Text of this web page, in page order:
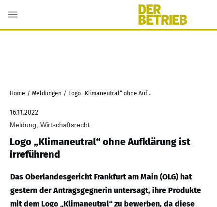
Home / Meldungen / Logo „Klimaneutral“ ohne Aufklärung ist irreführend
16.11.2022
Meldung, Wirtschaftsrecht
Logo „Klimaneutral“ ohne Aufklärung ist
irreführend
Das Oberlandesgericht Frankfurt am Main (OLG) hat
gestern der Antragsgegnerin untersagt, ihre Produkte
mit dem Logo „Klimaneutral“ zu bewerben, da diese